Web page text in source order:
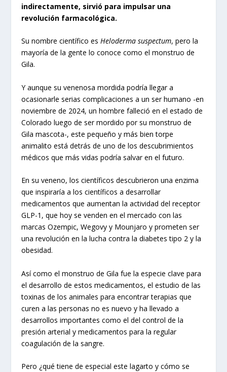
indirectamente, sirvió para impulsar una
revolución farmacológica.
Su nombre científico esHeloderma suspectum, pero la
mayoría de la gente lo conoce como el monstruo de
Gila.
Y aunque su venenosa mordida podría llegar a
ocasionarle serias complicaciones a un ser humano -en
noviembre de 2024, un hombre falleció en el estado de
Colorado luego de ser mordido por su monstruo de
Gila mascota-, este pequeño y más bien torpe
animalito está detrás de uno de los descubrimientos
médicos que más vidas podría salvar en el futuro.
En su veneno, los científicos descubrieron una enzima
que inspiraría a los científicos a desarrollar
medicamentos que aumentan la actividad del receptor
GLP-1, que hoy se venden en el mercado con las
marcas Ozempic, Wegovy y Mounjaro y prometen ser
una revolución en la lucha contra la diabetes tipo 2 y la
obesidad.
Así como el monstruo de Gila fue la especie clave para
el desarrollo de estos medicamentos, el estudio de las
toxinas de los animales para encontrar terapias que
curen a las personas no es nuevo y ha llevado a
desarrollos importantes como el del control de la
presión arterial y medicamentos para la regular
coagulación de la sangre.
Pero ¿qué tiene de especial este lagarto y cómo se